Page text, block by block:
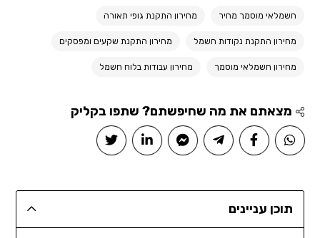
חשמלאי מוסמך מחיר מחירון התקנת גופי תאורה
מחירון התקנת נקודות חשמל מחירון התקנת שקעים ומפסקים
מחירון חשמלאי מוסמך מחירון עבודות בלוח חשמל
מצאתם את מה שחיפשתם? שתפו בקליק
תוכן עניינים